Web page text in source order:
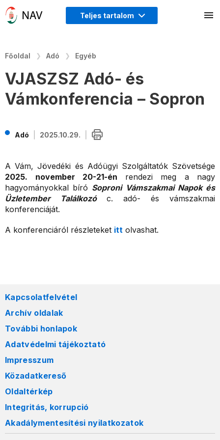
Teljes tartalom
Főoldal Adó Egyéb
VJASZSZ Adó- és
Vámkonferencia – Sopron
Adó 2025.10.29.
A Vám, Jövedéki és Adóügyi Szolgáltatók Szövetsége
2025. november 20-21-én rendezi meg a nagy
hagyományokkal bíró Soproni Vámszakmai Napok és
Üzletember Találkozó c. adó- és vámszakmai
konferenciáját.
A konferenciáról részleteket itt olvashat.
Kapcsolatfelvétel
Archív oldalak
További honlapok
Adatvédelmi tájékoztató
Impresszum
Közadatkereső
Oldaltérkép
Integritás, korrupció
Akadálymentesítési nyilatkozatok